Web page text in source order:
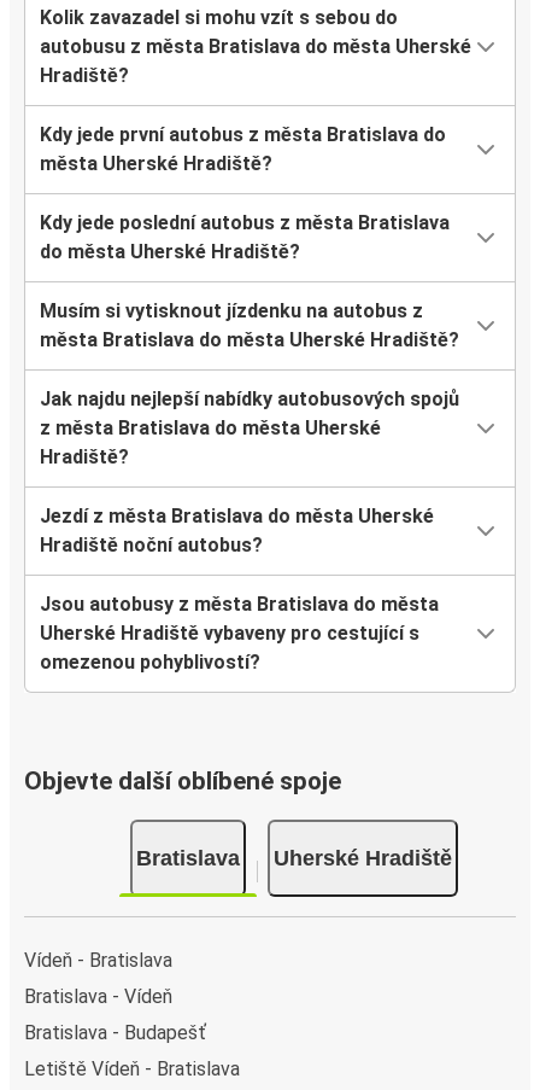
Kolik zavazadel si mohu vzít s sebou do
autobusu z města Bratislava do města Uherské
Hradiště?
Kdy jede první autobus z města Bratislava do
města Uherské Hradiště?
Kdy jede poslední autobus z města Bratislava
do města Uherské Hradiště?
Musím si vytisknout jízdenku na autobus z
města Bratislava do města Uherské Hradiště?
Jak najdu nejlepší nabídky autobusových spojů
z města Bratislava do města Uherské
Hradiště?
Jezdí z města Bratislava do města Uherské
Hradiště noční autobus?
Jsou autobusy z města Bratislava do města
Uherské Hradiště vybaveny pro cestující s
omezenou pohyblivostí?
Objevte další oblíbené spoje
Bratislava Uherské Hradiště
Vídeň - Bratislava
Bratislava - Vídeň
Bratislava - Budapešť
Letiště Vídeň - Bratislava